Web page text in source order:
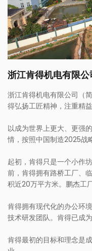
浙江肯得机电有限公
浙江肯得机电有限公司（
得弘扬工匠精神，注重精益
以成为世界上更大、更强
情，按照中国制造2025战
起初，肯得只是一个小作
前，肯得拥有路桥工厂、
积近20万平方米。鹏杰工
肯得拥有现代化的办公环
技术研发团队。肯得已成
肯得最初的目标和理念是